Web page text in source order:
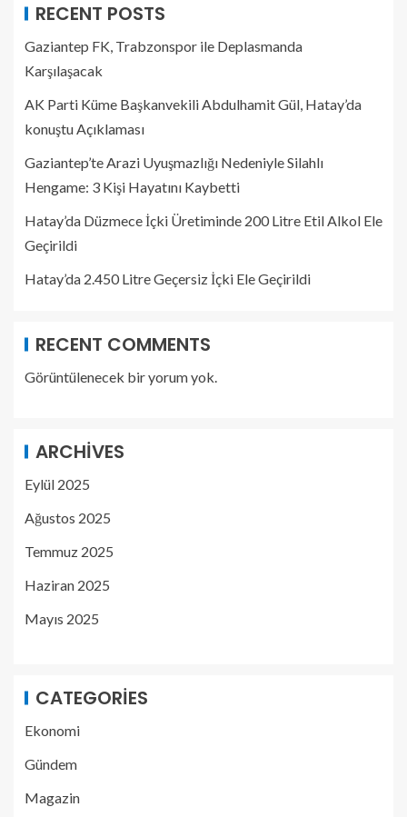
RECENT POSTS
Gaziantep FK, Trabzonspor ile Deplasmanda
Karşılaşacak
AK Parti Küme Başkanvekili Abdulhamit Gül, Hatay’da
konuştu Açıklaması
Gaziantep’te Arazi Uyuşmazlığı Nedeniyle Silahlı
Hengame: 3 Kişi Hayatını Kaybetti
Hatay’da Düzmece İçki Üretiminde 200 Litre Etil Alkol Ele
Geçirildi
Hatay’da 2.450 Litre Geçersiz İçki Ele Geçirildi
RECENT COMMENTS
Görüntülenecek bir yorum yok.
ARCHIVES
Eylül 2025
Ağustos 2025
Temmuz 2025
Haziran 2025
Mayıs 2025
CATEGORIES
Ekonomi
Gündem
Magazin